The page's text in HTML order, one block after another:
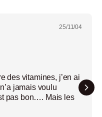
25/11/04
des vitamines, j’en ai
jamais voulu
pas bon…. Mais les